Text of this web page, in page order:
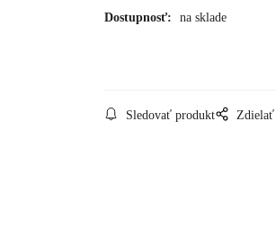
Dostupnosť: na sklade
Sledovať produkt Zdielať